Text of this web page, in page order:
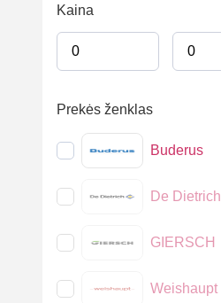
Kaina
Prekės ženklas
Buderus
De Dietrich
GIERSCH
Weishaupt